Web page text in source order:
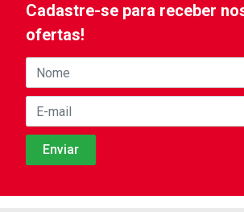
Cadastre-se para receber
ofertas!